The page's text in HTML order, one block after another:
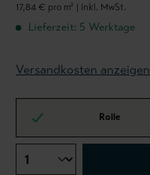
17,84 € pro m² | inkl. MwSt.
Lieferzeit: 5 Werktage
Versandkosten anzeigen
Rolle